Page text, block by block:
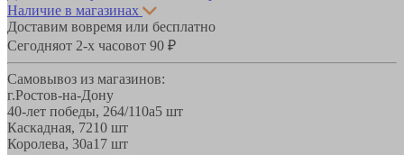
Наличие в магазинах
Доставим вовремя или бесплатно
Сегодняот 2-х часовот 90 ₽
Самовывоз из магазинов:
г.Ростов-на-Дону
40-лет победы, 264/110а5 шт
Каскадная, 7210 шт
Королева, 30а17 шт